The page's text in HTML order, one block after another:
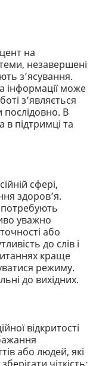
на
незавершені
з’ясування.
інформації може
з’являється
послідовно. В
в підтримці та
сфері,
здоров’я.
потребують
уважно
або
до слів і
краще
режиму.
до вихідних.
відкритості
або людей, які